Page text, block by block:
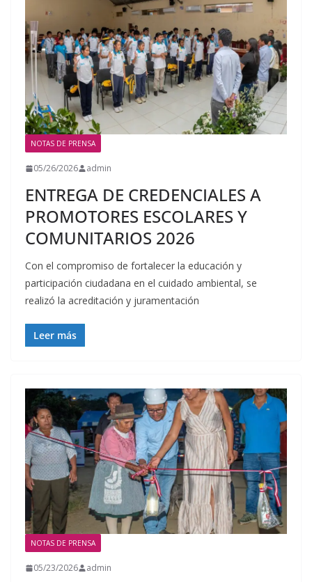
NOTAS DE PRENSA
05/26/2026 admin
ENTREGA DE CREDENCIALES A
PROMOTORES ESCOLARES Y
COMUNITARIOS 2026
Con el compromiso de fortalecer la educación y
participación ciudadana en el cuidado ambiental, se
realizó la acreditación y juramentación
Leer más
NOTAS DE PRENSA
05/23/2026 admin